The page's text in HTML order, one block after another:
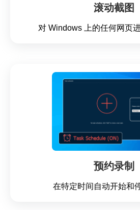
滚动截图
对 Windows 上的任何网页
预约录制
在特定时间自动开始和